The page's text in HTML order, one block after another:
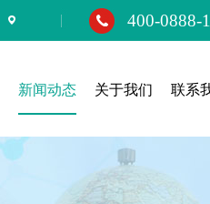
400-0888-
新闻动态 关于我们 联系